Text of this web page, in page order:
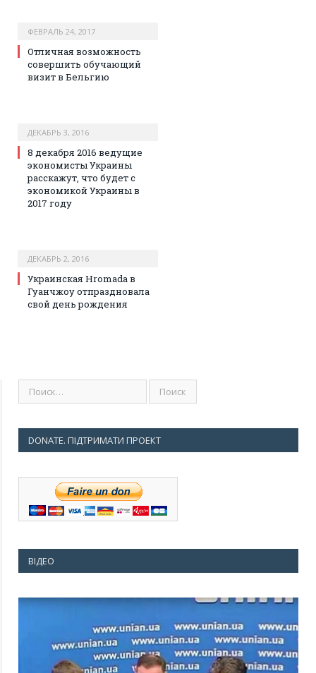
ФЕВРАЛЬ 24, 2017
Отличная возможность
совершить обучающий
визит в Бельгию
ДЕКАБРЬ 3, 2016
8 декабря 2016 ведущие
экономисты Украины
расскажут, что будет с
экономикой Украины в
2017 году
ДЕКАБРЬ 2, 2016
Украинская Hromada в
Гуанчжоу отпраздновала
свой день рождения
DONATE. ПІДТРИМАТИ ПРОЕКТ
ВІДЕО